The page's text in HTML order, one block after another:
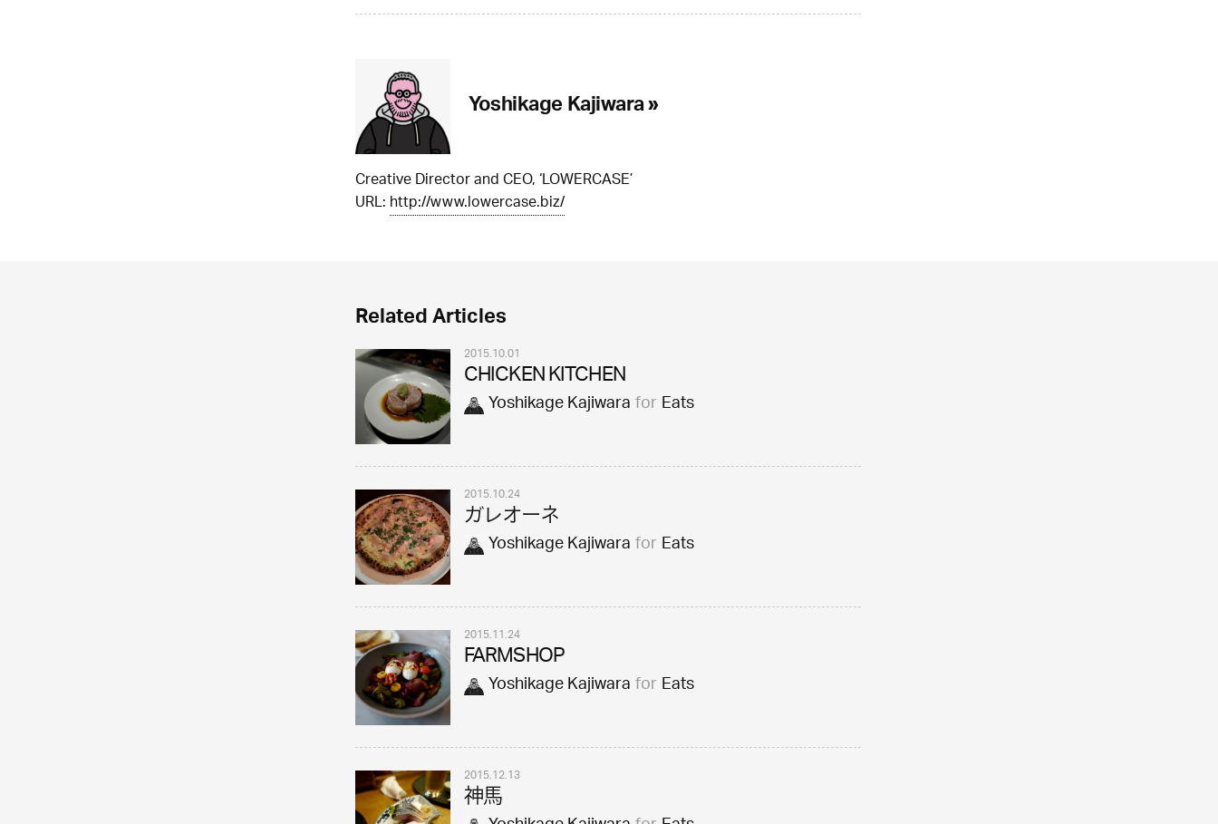
Yoshikage Kajiwara »
Creative Director and CEO, ‘LOWERCASE’
URL:http://www.lowercase.biz/
Related Articles
2015.10.01
CHICKEN KITCHEN
Yoshikage KajiwaraforEats
2015.10.24
ガレオーネ
Yoshikage KajiwaraforEats
2015.11.24
FARMSHOP
Yoshikage KajiwaraforEats
2015.12.13
神馬